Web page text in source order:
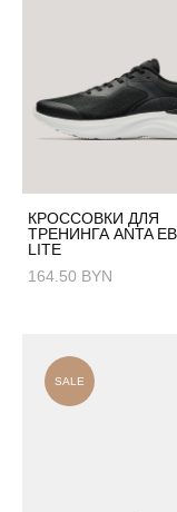
КРОССОВКИ ДЛЯ
ТРЕНИНГА ANTA
LITE
164.50 BYN
SALE